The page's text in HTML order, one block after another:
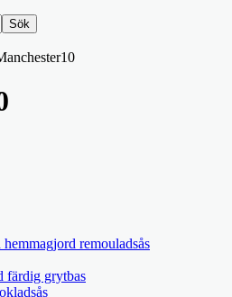
remouladsås
färdig grytbas